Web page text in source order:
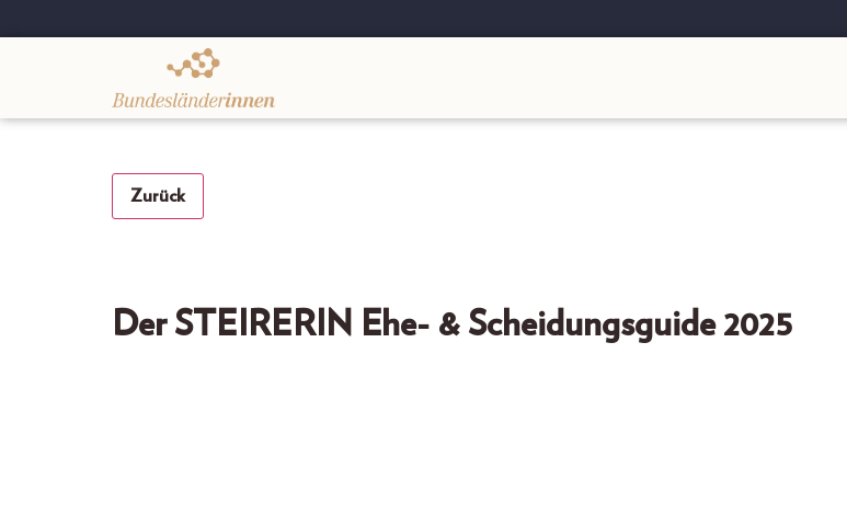
Zurück
Der STEIRERIN Ehe- & Scheidungsguide 2025